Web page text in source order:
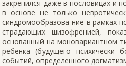
закрепился даже в пословицах и
в основе не только
синдромообразова-ние в рамках
страдающих шизофренией,
основанный на моновариантном
ребенка (будущего психически
событий, определенного